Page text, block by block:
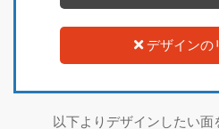
デザインの
以下よりデザインしたい面